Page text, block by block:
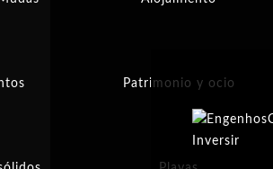
Patrimonio y ocio
Inversir